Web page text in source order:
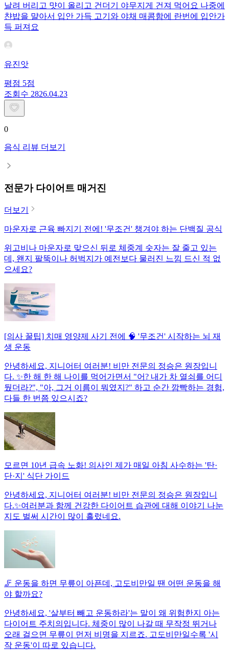
날려 버리고 먓이 올리고 건더기 야무지게 건져 먹어요 나중에
챤밥을 먈아서 입안 가득 고기와 야채 매콤함에 란번에 입안가
득 퍼져요
유진앗
평점 5점
조회수 2826.04.23
0
음식 리뷰 더보기
전문가 다이어트 매거진
더보기
마운자로 근육 빠지기 전에! '무조건' 챙겨야 하는 단백질 공식
위고비나 마운자로 맞으신 뒤로 체중계 숫자는 잘 줄고 있는
데, 왠지 팔뚝이나 허벅지가 예전보다 물러진 느낌 드신 적 없
으세요?
[의사 꿀팁] 치매 영양제 사기 전에 🧠 '무조건' 시작하는 뇌 재
생 운동
안녕하세요, 지니어터 여러분! 비만 전문의 정승은 원장입니
다. ✨한 해 한 해 나이를 먹어가면서 "어? 내가 차 열쇠를 어디
뒀더라?", "아, 그거 이름이 뭐였지?" 하고 순간 깜빡하는 경험,
다들 한 번쯤 있으시죠?
모르면 10년 급속 노화! 의사인 제가 매일 아침 사수하는 '탄·
단·지' 식단 가이드
안녕하세요, 지니어터 여러분! 비만 전문의 정승은 원장입니
다.✨여러분과 함께 건강한 다이어트 습관에 대해 이야기 나눈
지도 벌써 시간이 많이 흘렀네요.
🦵 운동을 하면 무릎이 아픈데, 고도비만일 땐 어떤 운동을 해
야 할까요?
안녕하세요, '살부터 빼고 운동하라'는 말이 왜 위험한지 아는
다이어트 주치의입니다. 체중이 많이 나갈 때 무작정 뛰거나
오래 걸으면 무릎이 먼저 비명을 지르죠. 고도비만일수록 '시
작 운동'이 따로 있습니다.